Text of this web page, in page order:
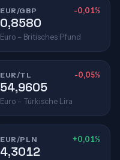
EUR/GBP -0,01%
0,8580
Euro – Britisches Pfund
EUR/TL -0,05%
54,9605
Euro – Türkische Lira
EUR/PLN +0,01%
4,3012